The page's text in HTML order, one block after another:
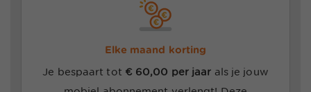
Elke maand korting
Je bespaart tot € 60,00 per jaar als je jouw